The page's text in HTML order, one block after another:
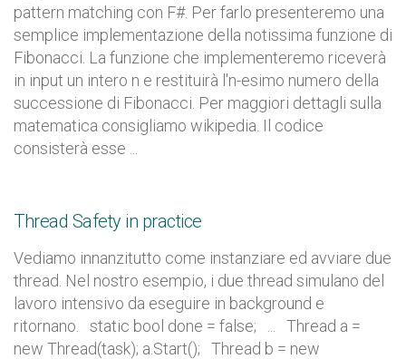
pattern matching con F#. Per farlo presenteremo una
semplice implementazione della notissima funzione di
Fibonacci. La funzione che implementeremo riceverà
in input un intero n e restituirà l'n-esimo numero della
successione di Fibonacci. Per maggiori dettagli sulla
matematica consigliamo wikipedia. Il codice
consisterà esse ...
Thread Safety in practice
Vediamo innanzitutto come instanziare ed avviare due
thread. Nel nostro esempio, i due thread simulano del
lavoro intensivo da eseguire in background e
ritornano. static bool done = false; ... Thread a =
new Thread(task); a.Start(); Thread b = new